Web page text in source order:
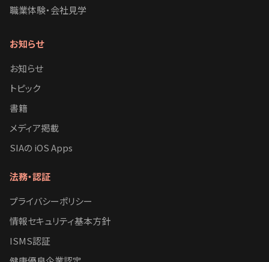
職業体験・会社見学
お知らせ
お知らせ
トピック
書籍
メディア掲載
SIAの iOS Apps
法務・認証
プライバシーポリシー
情報セキュリティ基本方針
ISMS認証